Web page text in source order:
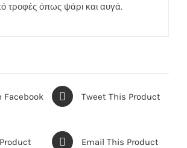
τροφές όπως ψάρι και αυγά.
Facebook Tweet This Product
Email This Product